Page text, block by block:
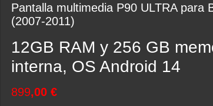
Pantalla multimedia P90 ULTRA para
(2007-2011)
12GB RAM y 256 GB
interna, OS Android 14
899,00 €